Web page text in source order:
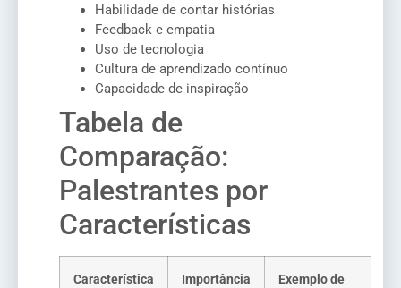
Habilidade de contar histórias
Feedback e empatia
Uso de tecnologia
Cultura de aprendizado contínuo
Capacidade de inspiração
Tabela de
Comparação:
Palestrantes por
Características
Característica Importância
Exemplo de